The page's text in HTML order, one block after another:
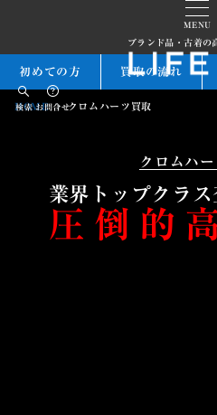
MENU
ブランド品・古着の
検索 お問合せ
初めての方 買取の流れ
HOME クロムハーツ買取
クロムハ
業界トップクラ
圧倒的